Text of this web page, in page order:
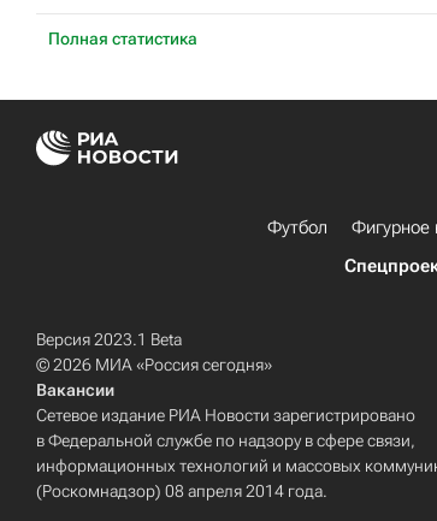
Полная статистика
Футбол Фигурное
Версия 2023.1 Beta
© 2026 МИА «Россия сегодня»
Вакансии
Сетевое издание РИА Новости зарегистрировано
в Федеральной службе по надзору в сфере связи,
информационных технологий и массовых
(Роскомнадзор) 08 апреля 2014 года.